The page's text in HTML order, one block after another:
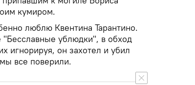
кумиром.
люблю Квентина Тарантино.
ублюдки", в обход
игнорируя, он захотел и убил
все поверили.